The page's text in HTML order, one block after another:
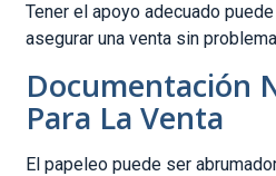
Tener el apoyo adecuado
asegurar una venta sin
Documentación
Para La Venta
El papeleo puede ser